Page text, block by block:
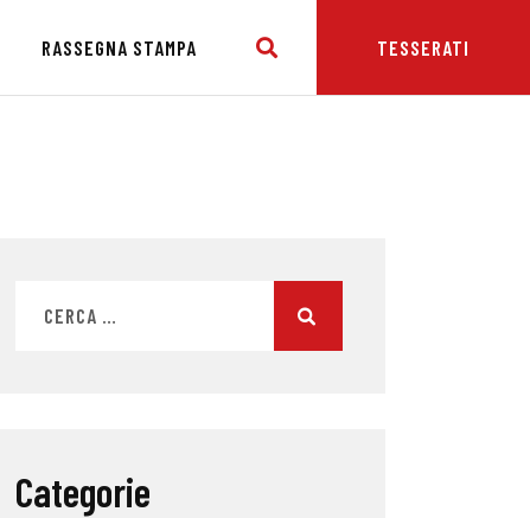
RASSEGNA STAMPA TESSERATI
Categorie